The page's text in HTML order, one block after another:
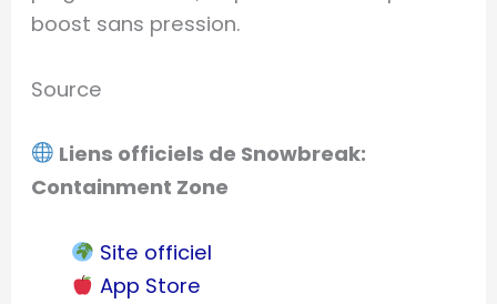
boost sans pression.
Source
Liens officiels de Snowbreak:
Containment Zone
Site officiel
App Store